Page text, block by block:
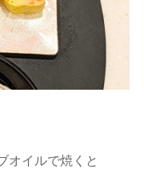
オイルで焼くと